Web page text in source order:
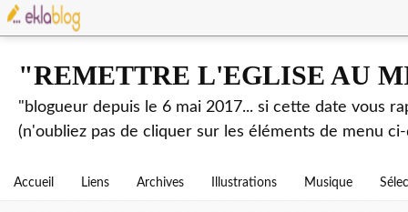
"REMETTRE L'EGLISE AU
"blogueur depuis le 6 mai 2017... si cette date vous
(n'oubliez pas de cliquer sur les éléments de menu
Accueil Liens Archives Illustrations Musique